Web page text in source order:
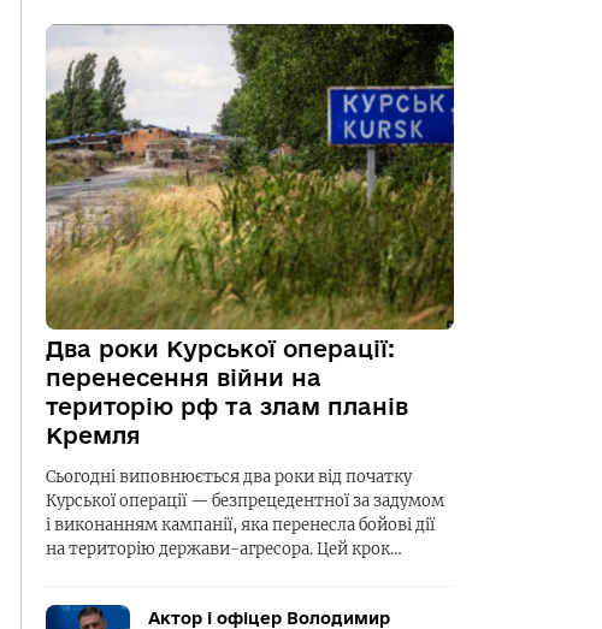
Два роки Курської операції:
перенесення війни на
територію рф та злам планів
Кремля
Сьогодні виповнюється два роки від початку
Курської операції — безпрецедентної за задумом
і виконанням кампанії, яка перенесла бойові дії
на територію держави-агресора. Цей крок…
Актор і офіцер Володимир